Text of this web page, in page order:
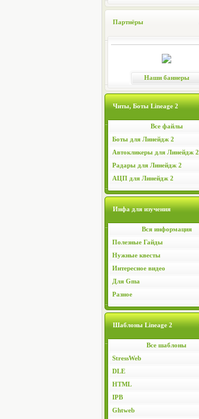
Партнёры
Наши баннеры
Читы, Боты Lineage 2
Все файлы
Боты для Линейдж 2
Автокликеры для Линейдж 2
Радары для Линейдж 2
АЦП для Линейдж 2
Инфа для изучения
Вся информация
Полезные Гайды
Нужные квесты
Интересное видео
Для Gma
Разное
Шаблоны Lineage 2
Все шаблоны
StressWeb
DLE
HTML
IPB
Ghtweb